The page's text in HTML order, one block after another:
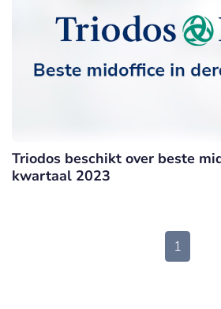
Triodos beschikt over beste
kwartaal 2023
1